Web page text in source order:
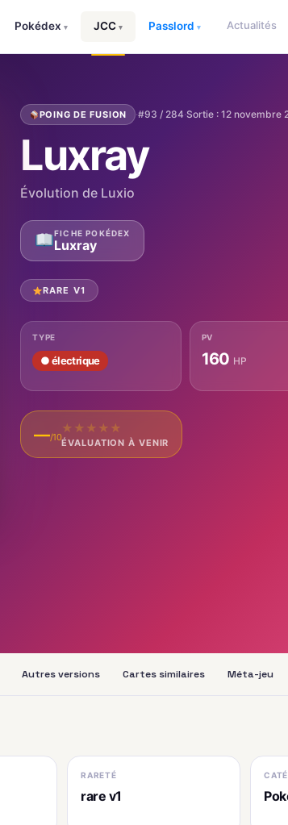
Pokédex ▾ JCC ▾ Passlord ▾ Actualités
POING DE FUSION ·#93 / 284·Sortie : 12 novembre
Luxray
Évolution de Luxio
FICHE POKÉDEX
Luxray
RARE V1
TYPE
● électrique
PV
160 HP
—/10
★ ★ ★ ★ ★
ÉVALUATION À VENIR
Autres versions Cartes similaires Méta-jeu
RARETÉ
rare v1